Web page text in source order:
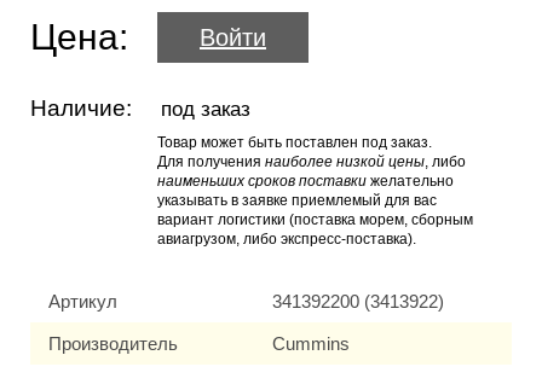
Цена: Войти
Наличие: под заказ
Товар может быть поставлен под заказ.
Для получения наиболее низкой цены, либо
наименьших сроков поставки желательно
указывать в заявке приемлемый для вас
вариант логистики (поставка морем, сборным
авиагрузом, либо экспресс-поставка).
Артикул 341392200 (3413922)
Производитель Cummins